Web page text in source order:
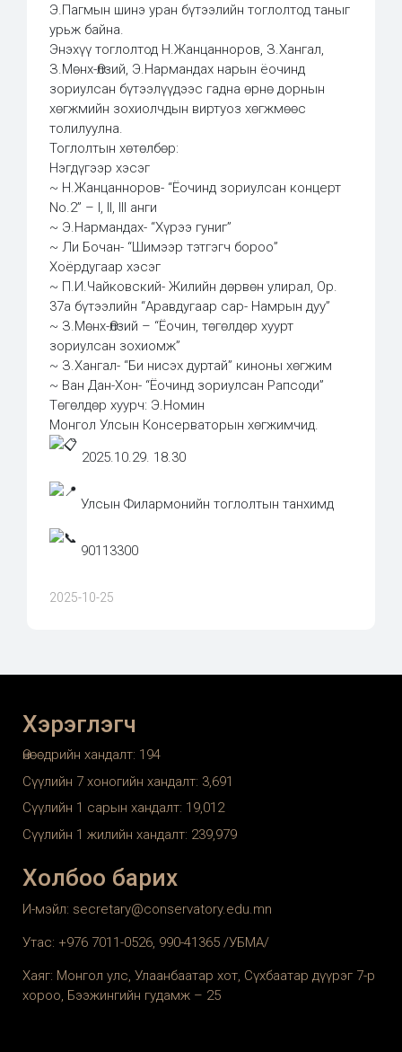
Э.Пагмын шинэ уран бүтээлийн тоглолтод таныг
урьж байна.
Энэхүү тоглолтод Н.Жанцанноров, З.Хангал,
З.Мөнх-Өлзий, Э.Нармандах нарын ёочинд
зориулсан бүтээлүүдээс гадна өрнө дорнын
хөгжмийн зохиолчдын виртуоз хөгжмөөс
толилуулна.
Тоглолтын хөтөлбөр:
Нэгдүгээр хэсэг
~ Н.Жанцанноров- “Ёочинд зориулсан концерт
No.2” – I, II, III анги
~ Э.Нармандах- “Хүрээ гуниг”
~ Ли Бочан- “Шимээр тэтгэгч бороо”
Хоёрдугаар хэсэг
~ П.И.Чайковский- Жилийн дөрвөн улирал, Op.
37a бүтээлийн “Аравдугаар сар- Намрын дуу”
~ З.Мөнх-Өлзий – “Ёочин, төгөлдөр хуурт
зориулсан зохиомж”
~ З.Хангал- “Би нисэх дуртай” киноны хөгжим
~ Ван Дан-Хон- “Ёочинд зориулсан Рапсоди”
Төгөлдөр хуурч: Э.Номин
Монгол Улсын Консерваторын хөгжимчид.
2025.10.29. 18.30
Улсын Филармонийн тоглолтын танхимд
90113300
2025-10-25
Хэрэглэгч
Өнөөдрийн хандалт: 194
Сүүлийн 7 хоногийн хандалт: 3,691
Сүүлийн 1 сарын хандалт: 19,012
Сүүлийн 1 жилийн хандалт: 239,979
Холбоо барих
И-мэйл: secretary@conservatory.edu.mn
Утас: +976 7011-0526, 990-41365 /УБМА/
Хаяг: Монгол улс, Улаанбаатар хот, Сүхбаатар дүүрэг 7-р
хороо, Бээжингийн гудамж – 25